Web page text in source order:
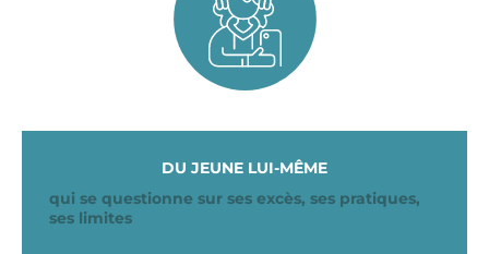
DU JEUNE LUI-MÊME
qui se questionne sur ses excès, ses pratiques,
ses limites